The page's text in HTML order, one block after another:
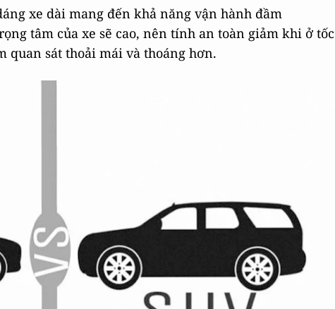
xe dài mang đến khả năng vận hành đầm
tâm của xe sẽ cao, nên tính an toàn giảm khi ở tốc
quan sát thoải mái và thoáng hơn.